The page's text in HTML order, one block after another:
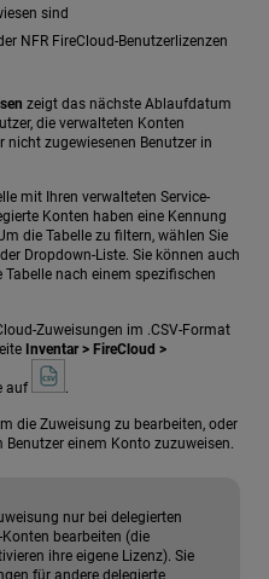
sind
NFR FireCloud-Benutzerlizenzen
zeigt das nächste Ablaufdatum
die verwalteten Konten
nicht zugewiesenen Benutzer in
mit Ihren verwalteten Service-
Konten haben eine Kennung
die Tabelle zu filtern, wählen Sie
Dropdown-Liste. Sie können auch
nach einem spezifischen
Zuweisungen im .CSV-Format
Inventar > FireCloud >
auf .
die Zuweisung zu bearbeiten, oder
Benutzer einem Konto zuzuweisen.
nur bei delegierten
Konten bearbeiten (die
ihre eigene Lizenz). Sie
für andere delegierte